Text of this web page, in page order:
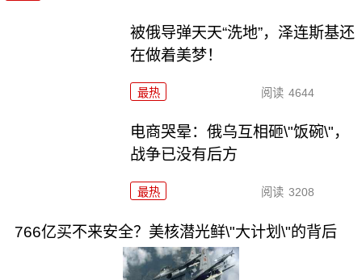
被俄导弹天天“洗地”，泽连斯基还
在做着美梦！
最热 阅读 4644
电商哭晕：俄乌互相砸\"饭碗\"，
战争已没有后方
最热 阅读 3208
766亿买不来安全？美核潜光鲜\"大计划\"的背后